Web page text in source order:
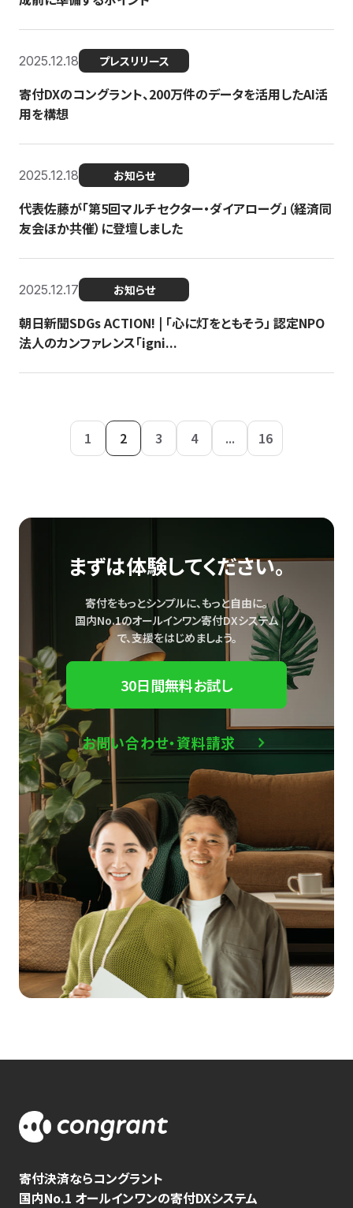
2025.12.18 プレスリリース
寄付DXのコングラント、200万件のデータを活用したAI活
用を構想
2025.12.18 お知らせ
代表佐藤が「第5回マルチセクター・ダイアローグ」（経済同
友会ほか共催）に登壇しました
2025.12.17 お知らせ
朝日新聞SDGs ACTION! | 「心に灯をともそう」 認定NPO
法人のカンファレンス「igni...
1 2 3 4 ... 16
まずは体験してください。
寄付をもっとシンプルに、もっと自由に。
国内No.1のオールインワン寄付DXシステム
で、支援をはじめましょう。
30日間無料お試し
お問い合わせ・資料請求
寄付決済ならコングラント
国内No.1 オールインワンの寄付DXシステム